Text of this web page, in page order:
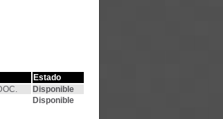
Estado
Disponible
Disponible